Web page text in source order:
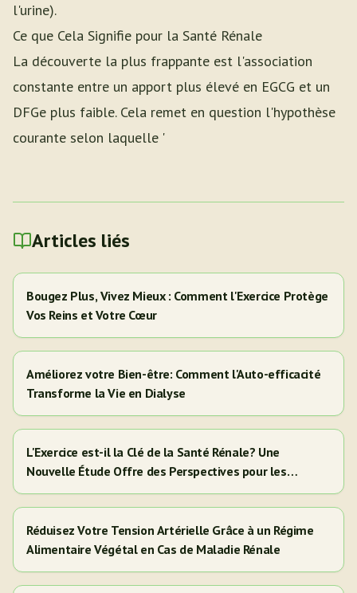
l'urine).
Ce que Cela Signifie pour la Santé Rénale
La découverte la plus frappante est l'association
constante entre un apport plus élevé en EGCG et un
DFGe plus faible. Cela remet en question l'hypothèse
courante selon laquelle '
Articles liés
Bougez Plus, Vivez Mieux : Comment l'Exercice Protège
Vos Reins et Votre Cœur
Améliorez votre Bien-être: Comment l'Auto-efficacité
Transforme la Vie en Dialyse
L'Exercice est-il la Clé de la Santé Rénale? Une
Nouvelle Étude Offre des Perspectives pour les
Adultes Hispaniques/Latinos
Réduisez Votre Tension Artérielle Grâce à un Régime
Alimentaire Végétal en Cas de Maladie Rénale